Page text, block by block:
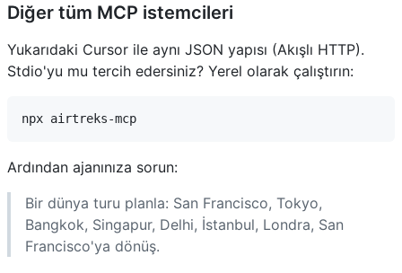
Diğer tüm MCP istemcileri
Yukarıdaki Cursor ile aynı JSON yapısı (Akışlı HTTP).
Stdio'yu mu tercih edersiniz? Yerel olarak çalıştırın:
Ardından ajanınıza sorun:
Bir dünya turu planla: San Francisco, Tokyo,
Bangkok, Singapur, Delhi, İstanbul, Londra, San
Francisco'ya dönüş.